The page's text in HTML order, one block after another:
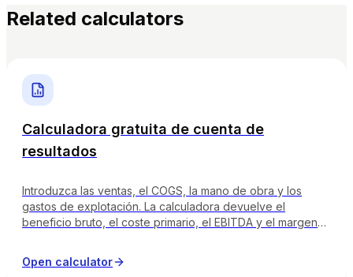
Related calculators
Calculadora gratuita de cuenta de
resultados
Introduzca las ventas, el COGS, la mano de obra y los
gastos de explotación. La calculadora devuelve el
beneficio bruto, el coste primario, el EBITDA y el margen
contable.
Open calculator